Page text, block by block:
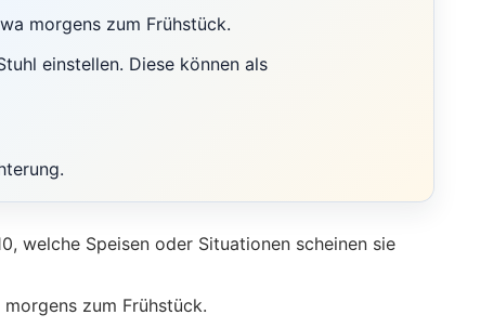
morgens zum Frühstück.
einstellen. Diese können als
welche Speisen oder Situationen scheinen sie
zum Frühstück.